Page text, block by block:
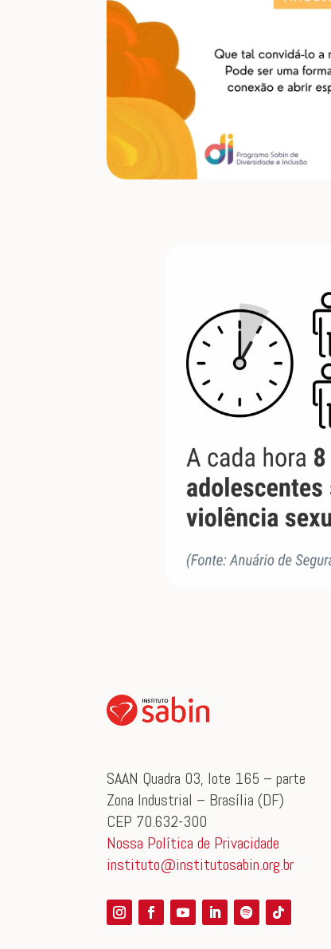
SAAN Quadra 03, lote 165 – parte
Zona Industrial – Brasília (DF)
CEP 70.632-300
Nossa Política de Privacidade
instituto@institutosabin.org.br